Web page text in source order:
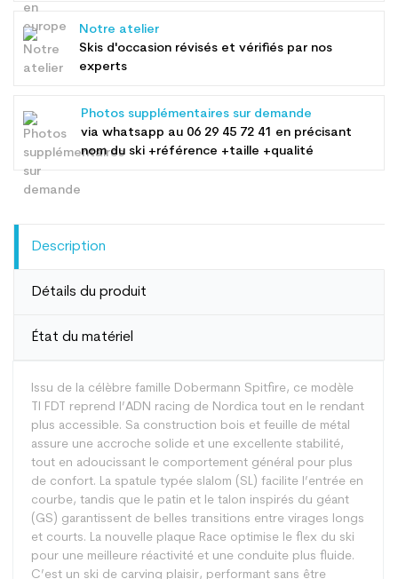
Notre atelier
Skis d'occasion révisés et vérifiés par nos
experts
Photos supplémentaires sur demande
via whatsapp au 06 29 45 72 41 en précisant
nom du ski +référence +taille +qualité
Description
Détails du produit
État du matériel
Issu de la célèbre famille Dobermann Spitfire, ce modèle
TI FDT reprend l’ADN racing de Nordica tout en le rendant
plus accessible. Sa construction bois et feuille de métal
assure une accroche solide et une excellente stabilité,
tout en adoucissant le comportement général pour plus
de confort. La spatule typée slalom (SL) facilite l’entrée en
courbe, tandis que le patin et le talon inspirés du géant
(GS) garantissent de belles transitions entre virages longs
et courts. La nouvelle plaque Race optimise le flex du ski
pour une meilleure réactivité et une conduite plus fluide.
C’est un ski de carving plaisir, performant sans être